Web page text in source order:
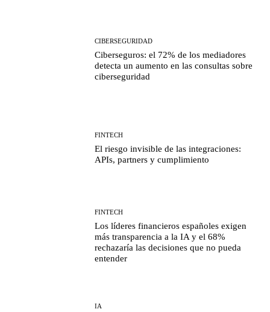
CIBERSEGURIDAD
Ciberseguros: el 72% de los mediadores
detecta un aumento en las consultas sobre
ciberseguridad
FINTECH
El riesgo invisible de las integraciones:
APIs, partners y cumplimiento
FINTECH
Los líderes financieros españoles exigen
más transparencia a la IA y el 68%
rechazaría las decisiones que no pueda
entender
IA